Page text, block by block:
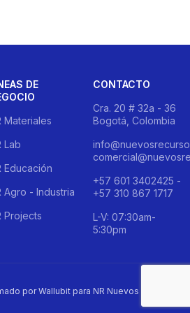
DE
Materiales
Lab
Educación
Agro - Industria
Projects
CONTACTO
Cra. 20 # 32a - 36
Bogotá, Colombia
+57 601 3402425 -
+57 310 867 1717
L-V: 07:30am-
5:30pm
por Wallubit para NR Nuevos Recursos